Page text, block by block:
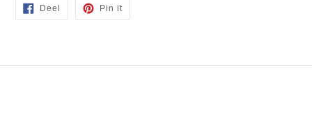
Deel Pin itPin
op